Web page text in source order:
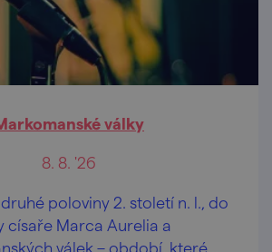
války
8. 8. '26
poloviny 2. století n. l., do
císaře Marca Aurelia a
válek – období, které